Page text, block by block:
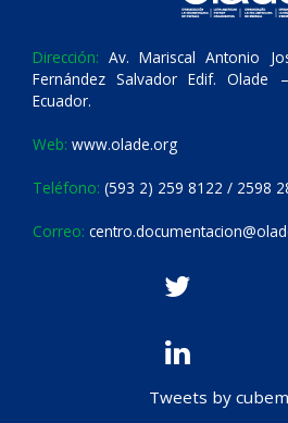
Dirección: Av. Mariscal Antonio
Fernández Salvador Edif.
Ecuador.
Web: www.olade.org
Teléfono: (593 2) 259 8122 / 2598
Correo:
Tweets by